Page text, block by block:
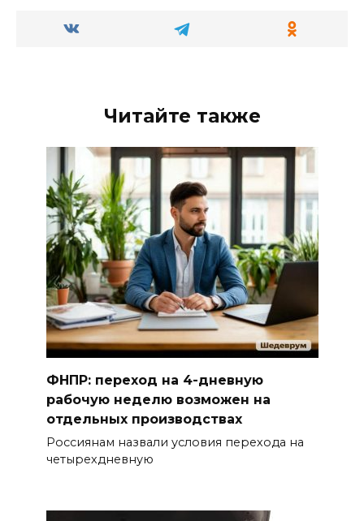
Читайте также
ФНПР: переход на 4-дневную
рабочую неделю возможен на
отдельных производствах
Россиянам назвали условия перехода на
четырехдневную